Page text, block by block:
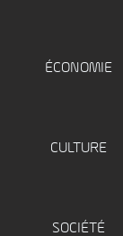
ÉCONOMIE
CULTURE
SOCIÉTÉ